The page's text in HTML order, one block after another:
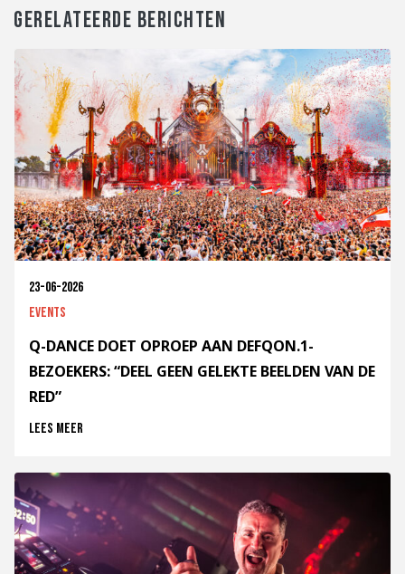
GERELATEERDE BERICHTEN
23-06-2026
Events
Q-DANCE DOET OPROEP AAN DEFQON.1-
BEZOEKERS: “DEEL GEEN GELEKTE BEELDEN VAN DE
RED”
Lees meer